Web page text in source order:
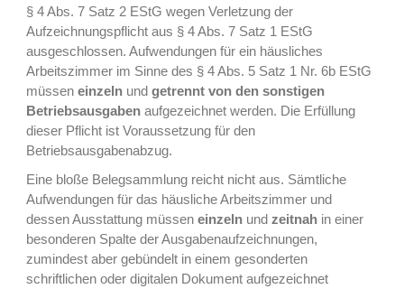
§ 4 Abs. 7 Satz 2 EStG wegen Verletzung der
Aufzeichnungspflicht aus § 4 Abs. 7 Satz 1 EStG
ausgeschlossen. Aufwendungen für ein häusliches
Arbeitszimmer im Sinne des § 4 Abs. 5 Satz 1 Nr. 6b EStG
müssen einzelnund getrennt von den sonstigen
Betriebsausgabenaufgezeichnet werden. Die Erfüllung
dieser Pflicht ist Voraussetzung für den
Betriebsausgabenabzug.
Eine bloße Belegsammlung reicht nicht aus. Sämtliche
Aufwendungen für das häusliche Arbeitszimmer und
dessen Ausstattung müssen einzelnund zeitnahin einer
besonderen Spalte der Ausgabenaufzeichnungen,
zumindest aber gebündelt in einem gesonderten
schriftlichen oder digitalen Dokument aufgezeichnet